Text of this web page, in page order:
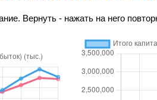
Вернуть - нажать на него